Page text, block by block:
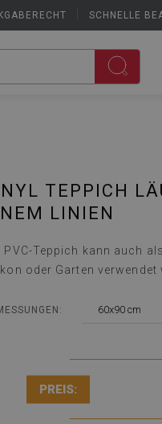
SCHNELLE
TEPPICH
LINIEN
PVC-Teppich kann auch
oder Garten verwendet
60x90 cm
PREIS: